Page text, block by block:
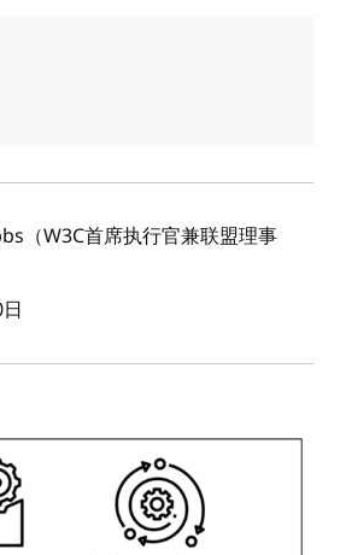
期
（W3C首席执行官兼联盟理事